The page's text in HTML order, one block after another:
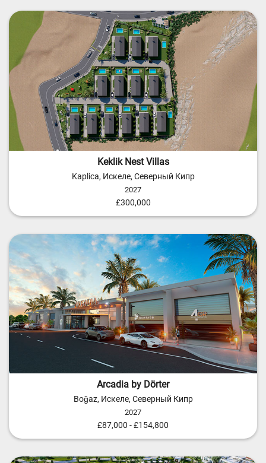
Keklik Nest Villas
Kaplica, Искеле, Северный Кипр
2027
£300,000
Arcadia by Dörter
Boğaz, Искеле, Северный Кипр
2027
£87,000 - £154,800